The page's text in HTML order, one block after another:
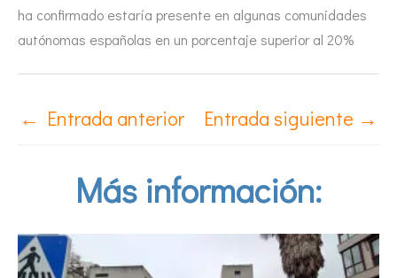
ha confirmado estaría presente en algunas comunidades
autónomas españolas en un porcentaje superior al 20%
← Entrada anterior Entrada siguiente →
Más información: